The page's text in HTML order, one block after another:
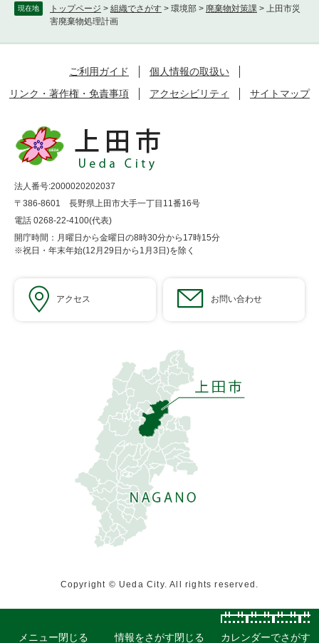
メニュー閉じる 情報をさがす閉じる カレンダーでさがす
現在地 トップページ > 組織でさがす > 環境部 > 廃棄物対策課 >
上田市災
害廃棄物処理計画
ご利用ガイド
個人情報の取扱い
リンク・著作権・免責事項
アクセシビリティ サイトマップ
法人番号:2000020202037
〒386-8601 長野県上田市大手一丁目11番16号
電話 0268-22-4100(代表)
開庁時間：月曜日から金曜日の8時30分から17時15分
※祝日・年末年始(12月29日から1月3日)を除く
アクセス お問い合わせ
Copyright © Ueda City. All rights reserved.